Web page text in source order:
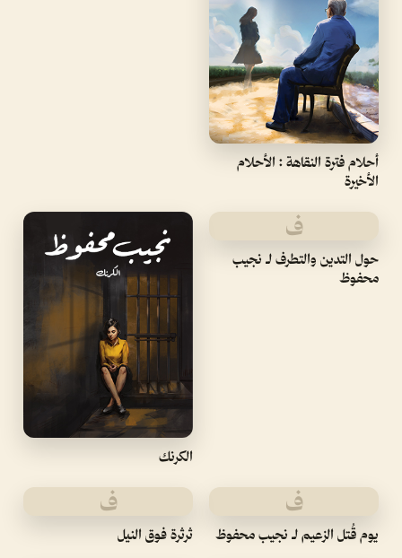
أحلام فترة النقاهة : الأحلام
الأخيرة
ف
حول التدين والتطرف لـ نجيب
محفوظ
الكرنك
ف
يوم قُتل الزعيم لـ نجيب محفوظ
ف
ثرثرة فوق النيل